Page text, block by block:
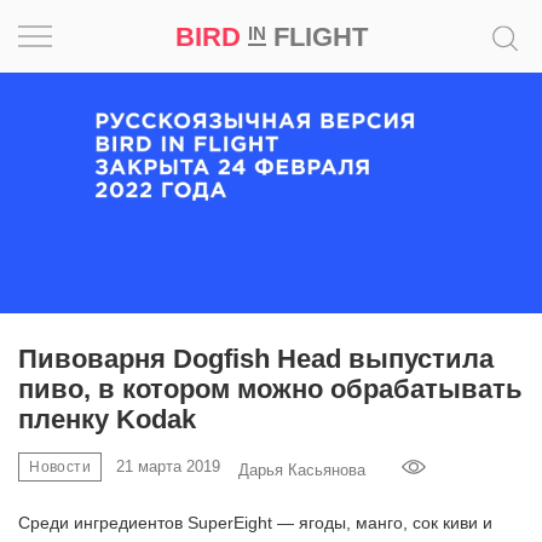
BIRD INFLIGHT
Пивоварня Dogfish Head выпустила
пиво, в котором можно обрабатывать
пленку Kodak
Новости 21 марта 2019 Дарья Касьянова
Среди ингредиентов SuperEight — ягоды, манго, сок киви и